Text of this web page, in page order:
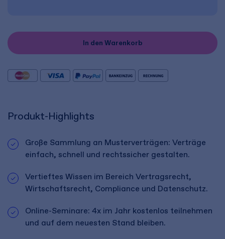
Produkt-Highlights
Große Sammlung an Musterverträgen: Verträge
einfach, schnell und rechtssicher gestalten.
Vertieftes Wissen im Bereich Vertragsrecht,
Wirtschaftsrecht, Compliance und Datenschutz.
Online-Seminare: 4x im Jahr kostenlos teilnehmen
und auf dem neuesten Stand bleiben.
In den Warenkorb